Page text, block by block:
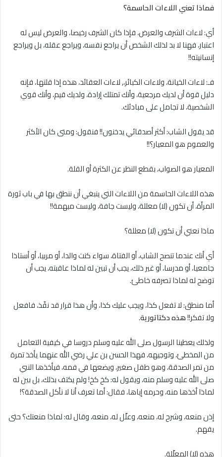
فماذا تعني اللاءات الحاسمة؟
أي: ﻻءات الشرف والعرض، فإذا كان الشرف رخيصا، والعرض ليس له
اعتبار، فهنا لا بد لذلك الشخص أن يراجع نفسه، ويراجع عقله، بل ويراجع
إنسانيته!!
فـ: ﻻءات الخيانة، وﻻءات الكبائر،, ﻻءات العقائد، هذه إذا قلتها، فإنه
دليل قوة أن لديك مرجعية، وأنك تمتلك إرادة، ولديك قيم، وأنك قوي
الشخصية، ﻻ تجامل على مبادئك.
قد يقول الشاب: أكثر أصدقائي يدخنون!! فنقول: ومتى كان الأكثر
والعموم هو المعيار؟!!
المعيار هو الصواب، بقطع النظر عن الكثرة أو القلة.
هذه اللاءات الحاسمة من اللاءات التي ينبغي أن ننطق بها في باب ثورة
المرأة، أن تكون (لا) معللة، وليست جافة، وليست مبهمة!!
ماذا نعني أن تكون (لا) معللة؟
أي أنك عندما تنصح الشاب، أو الفتاة، سواء كنت والدا، أو مربيا، أو أستاذا
جامعيا، أو مدرسا، أو غير ذلك، يجب أن تبين له لماذا عاقبته، يجب أن
توضح له لماذا تصرفه خاطئ.
أما منطق: ﻻ تفعل كذا، ويجب عليك كذا، وأن هذا قرار قد نفّذ، فافعل
ولا تفكر!!هذه دكتاتورية.
ولذلك يعطينا الرسول صلى الله عليه وسلم دروسا في كيفية التعامل
من المخطئ، وتوجيهه، فهذا الحسن بن علي رضي الله عنهما يأخذ تمرة
من تمر الصدقة، وهو طفل صغير، ويضعها في فمه، فيأخذها النبي
صلى الله عليه وسلم منه، ويقول له: كخ كخ! ولم يكتف بذلك، بل بين له
لماذا أخذها منه، وحرمه إياها، فقال: أما تعرف أنا لا نأكل الصدقة؟!
إذن منعه، وشرح له، منعه، وعلّل له، منعه، وقال له: لماذا منعتك؟ حتى
يفهم.
هذه (لا) المعلّلة.